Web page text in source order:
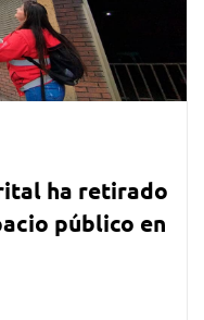
ha retirado
público en